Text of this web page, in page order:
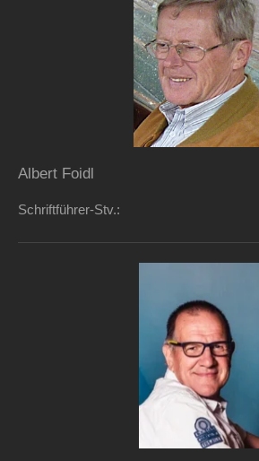
Albert Foidl
Schriftführer-Stv.: